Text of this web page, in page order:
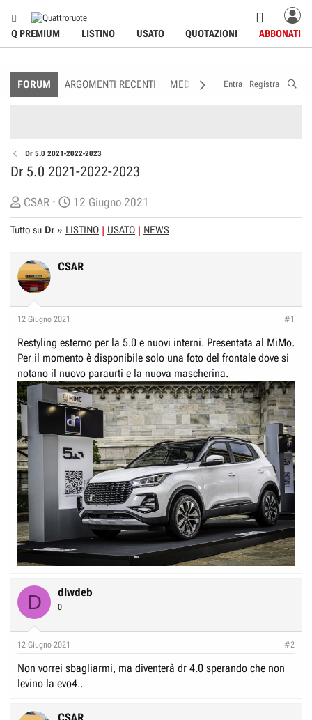
Q PREMIUM LISTINO USATO QUOTAZIONI ABBONATI
FORUM ARGOMENTI RECENTI MEDIA MEMBRI
Entra Registra
Dr 5.0 2021-2022-2023
Dr 5.0 2021-2022-2023
C
r
e
t
o
e
i
s
c
u
s
i
o
n
e
CSAR
D
a
t
d
z
i
o
12 Giugno 2021
Tutto su Dr » LISTINO USATO NEWS
CSAR
12 Giugno 2021 #1
Restyling esterno per la 5.0 e nuovi interni. Presentata al MiMo.
Per il momento è disponibile solo una foto del frontale dove si
notano il nuovo paraurti e la nuova mascherina.
D dlwdeb
0
12 Giugno 2021 #2
Non vorrei sbagliarmi, ma diventerà dr 4.0 sperando che non
levino la evo4..